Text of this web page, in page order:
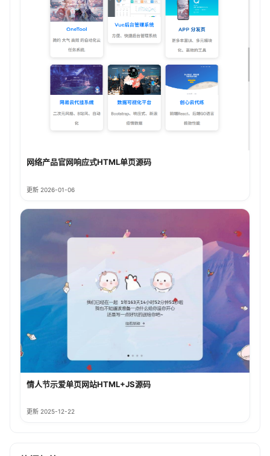
网络产品官网响应式HTML单页源码
更新 2026-01-06
情人节示爱单页网站HTML+JS源码
更新 2025-12-22